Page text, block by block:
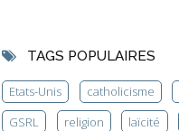
TAGS POPULAIRES
Etats-Unis catholicisme
GSRL
religion laïcité